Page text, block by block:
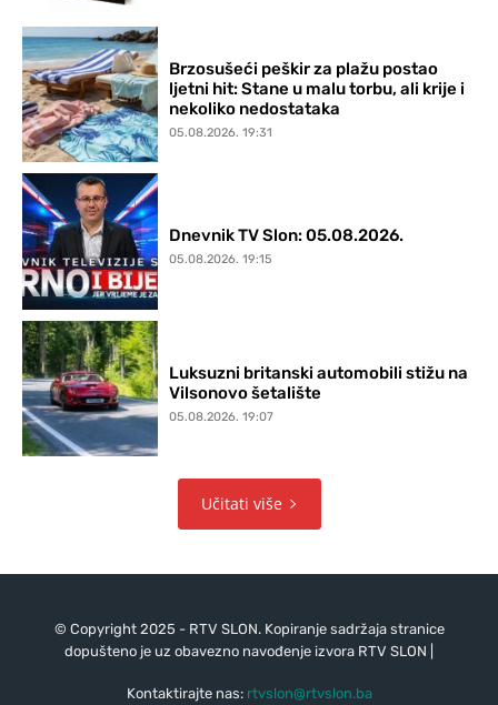
Brzosušeći peškir za plažu postao
ljetni hit: Stane u malu torbu, ali krije i
nekoliko nedostataka
05.08.2026. 19:31
Dnevnik TV Slon: 05.08.2026.
05.08.2026. 19:15
Luksuzni britanski automobili stižu na
Vilsonovo šetalište
05.08.2026. 19:07
Učitati više
© Copyright 2025 - RTV SLON. Kopiranje sadržaja stranice
dopušteno je uz obavezno navođenje izvora RTV SLON |
Kontaktirajte nas: rtvslon@rtvslon.ba